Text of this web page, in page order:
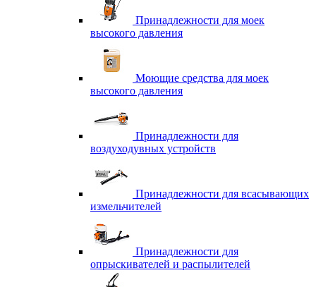
Принадлежности для моек
высокого давления
Моющие средства для моек
высокого давления
Принадлежности для
воздуходувных устройств
Принадлежности для всасывающих
измельчителей
Принадлежности для
опрыскивателей и распылителей